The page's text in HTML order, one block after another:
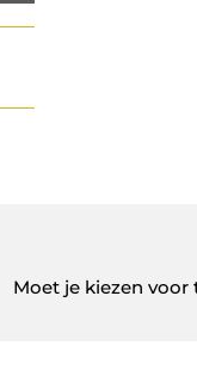
Moet je kiezen